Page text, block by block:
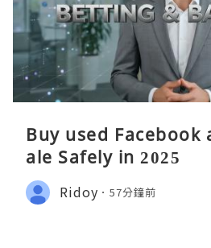
Buy used
ale Safely in 2025
Ridoy 57分鐘前